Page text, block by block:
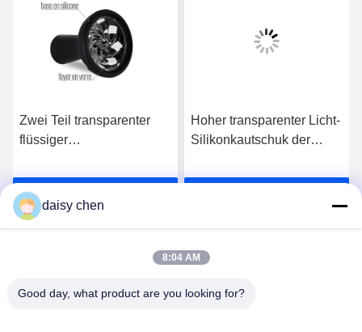
Zwei Teil transparenter
flüssiger
Form-Säurebeständigkeit
Erhalten Sie besten Preis
Hoher transparenter Licht-
Silikonkautschuk der
Form-mikro-
daisy chen
8:04 AM
Good day, what product are you looking for?